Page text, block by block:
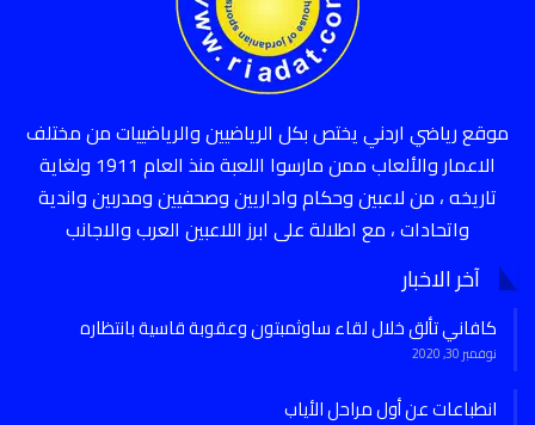
موقع رياضي اردني يختص بكل الرياضيين والرياضييات من مختلف
الاعمار والألعاب ممن مارسوا اللعبة منذ العام 1911 ولغاية
تاريخه ، من لاعبين وحكام واداريين وصحفيين ومدربين واندية
واتحادات ، مع اطلالة على ابرز اللاعبين العرب والاجانب
آخر الاخبار
كافاني تألق خلال لقاء ساوثمبتون وعقوبة قاسية بانتظاره
نوفمبر 30, 2020
انطباعات عن أول مراحل الأياب